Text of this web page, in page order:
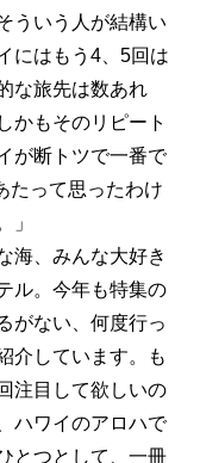
ういう人が結構い
にはもう4、5回は
な旅先は数あれ
かもそのリピート
が断トツで一番で
って思ったわけ
」
海、みんな大好き
ル。今年も特集の
がない、何度行っ
介しています。も
注目して欲しいの
ハワイのアロハで
とつとして、一冊